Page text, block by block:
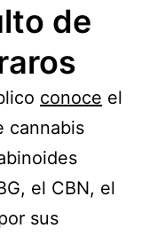
de
conoce el
cannabis
el CBN, el
sus